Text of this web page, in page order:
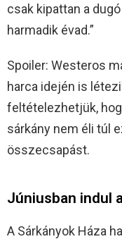
csak kipattan a
harmadik évad.”
Spoiler: Westeros
harca idején is
feltételezhetjük,
sárkány nem éli túl
összecsapást.
Júniusban indul
A Sárkányok Háza